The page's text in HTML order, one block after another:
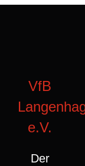
VfB
e.V.
Der